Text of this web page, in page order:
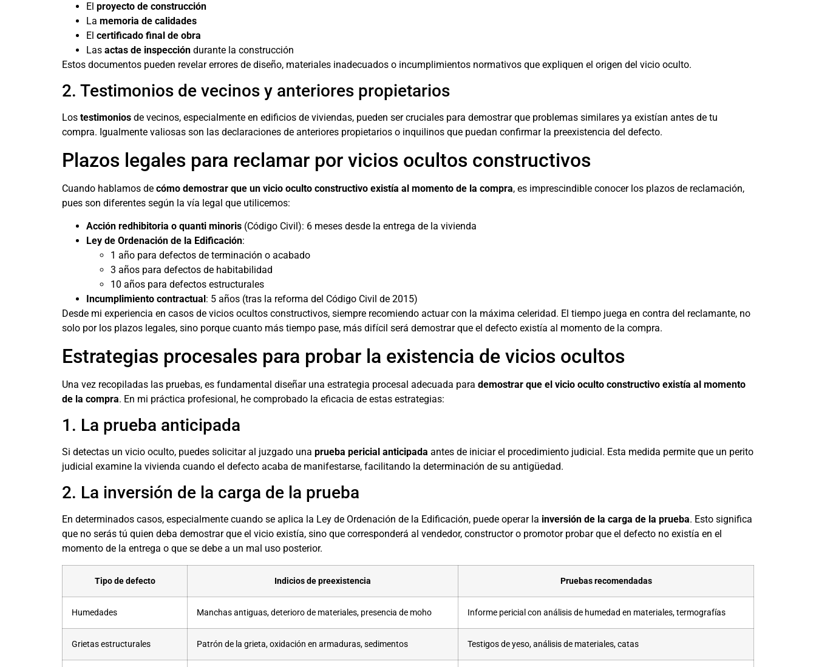
El proyecto de construcción
La memoria de calidades
El certificado final de obra
Las actas de inspección durante la construcción
Estos documentos pueden revelar errores de diseño, materiales inadecuados o incumplimientos normativos que expliquen el origen del vicio oculto.
2. Testimonios de vecinos y anteriores propietarios
Los testimonios de vecinos, especialmente en edificios de viviendas, pueden ser cruciales para demostrar que problemas similares ya existían antes de tu
compra. Igualmente valiosas son las declaraciones de anteriores propietarios o inquilinos que puedan confirmar la preexistencia del defecto.
Plazos legales para reclamar por vicios ocultos constructivos
Cuando hablamos de cómo demostrar que un vicio oculto constructivo existía al momento de la compra, es imprescindible conocer los plazos de reclamación,
pues son diferentes según la vía legal que utilicemos:
Acción redhibitoria o quanti minoris (Código Civil): 6 meses desde la entrega de la vivienda
Ley de Ordenación de la Edificación:
1 año para defectos de terminación o acabado
3 años para defectos de habitabilidad
10 años para defectos estructurales
Incumplimiento contractual : 5 años (tras la reforma del Código Civil de 2015)
Desde mi experiencia en casos de vicios ocultos constructivos, siempre recomiendo actuar con la máxima celeridad. El tiempo juega en contra del reclamante, no
solo por los plazos legales, sino porque cuanto más tiempo pase, más difícil será demostrar que el defecto existía al momento de la compra.
Estrategias procesales para probar la existencia de vicios ocultos
Una vez recopiladas las pruebas, es fundamental diseñar una estrategia procesal adecuada para demostrar que el vicio oculto constructivo existía al momento
de la compra. En mi práctica profesional, he comprobado la eficacia de estas estrategias:
1. La prueba anticipada
Si detectas un vicio oculto, puedes solicitar al juzgado una prueba pericial anticipada antes de iniciar el procedimiento judicial. Esta medida permite que un perito
judicial examine la vivienda cuando el defecto acaba de manifestarse, facilitando la determinación de su antigüedad.
2. La inversión de la carga de la prueba
En determinados casos, especialmente cuando se aplica la Ley de Ordenación de la Edificación, puede operar la inversión de la carga de la prueba. Esto significa
que no serás tú quien deba demostrar que el vicio existía, sino que corresponderá al vendedor, constructor o promotor probar que el defecto no existía en el
momento de la entrega o que se debe a un mal uso posterior.
Tipo de defecto Indicios de preexistencia Pruebas recomendadas
Humedades Manchas antiguas, deterioro de materiales, presencia de moho Informe pericial con análisis de humedad en materiales, termografías
Grietas estructurales Patrón de la grieta, oxidación en armaduras, sedimentos Testigos de yeso, análisis de materiales, catas